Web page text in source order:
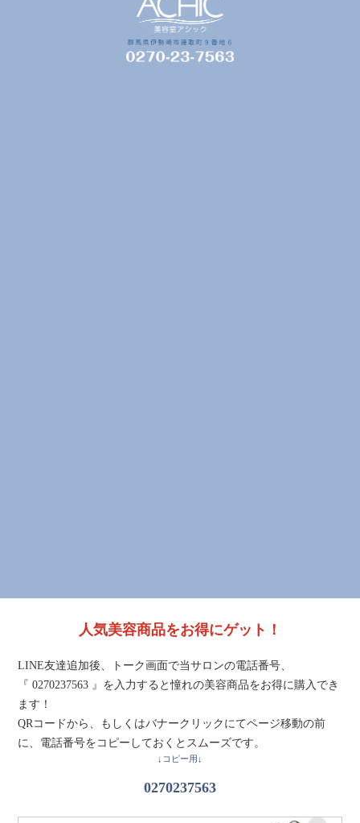
人気美容商品をお得にゲット！
LINE友達追加後、トーク画面で当サロンの電話番号、
『 0270237563 』を入力すると憧れの美容商品をお得に購入でき
ます！
QRコードから、もしくはバナークリックにてページ移動の前
に、電話番号をコピーしておくとスムーズです。
↓コピー用↓
0270237563